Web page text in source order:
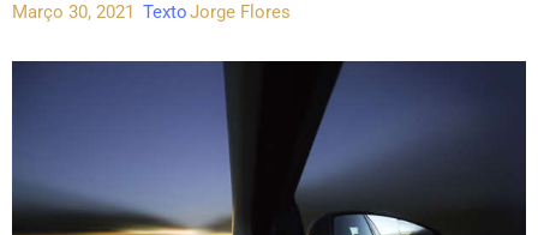
Março 30, 2021 TextoJorge Flores